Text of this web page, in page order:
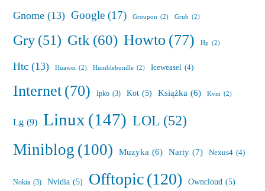
Gnome (13) Google (17) Groupon (2) Grub (2)
Gry(51) Gtk(60) Howto (77) Hp (2)
Htc (13) Huawei (2) Humblebundle (2) Iceweasel (4)
Internet(70) Ipko (3) Kot (5) Książka (6) Kvm (2)
Lg (9) Linux(147) LOL (52)
Miniblog (100) Muzyka (6) Narty (7) Nexus4 (4)
Nokia (3) Nvidia (5) Offtopic(120) Owncloud (5)